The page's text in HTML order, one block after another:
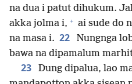
na dua i patut dihukum.
akka jolma i, + ai sude do
na masa i. 22
Nungnga
bawa na dipamalum
23
Dung dipalua, lao